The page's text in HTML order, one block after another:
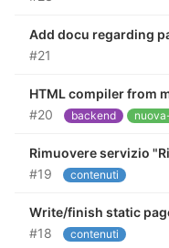
Add docu regarding
#21
HTML compiler from
#20
backend
Rimuovere servizio
#19
contenuti
Write/finish static
#18
contenuti